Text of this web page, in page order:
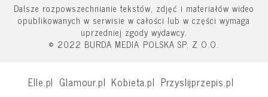
Dalsze rozpowszechnianie tekstów, zdjęć i materiałów wideo
opublikowanych w serwisie w całości lub w części wymaga
uprzedniej zgody wydawcy.
© 2022 BURDA MEDIA POLSKA SP. Z O.O.
Elle.pl Glamour.pl Kobieta.pl Przyslijprzepis.pl